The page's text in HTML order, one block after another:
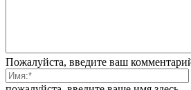
Пожалуйста, введите ваш